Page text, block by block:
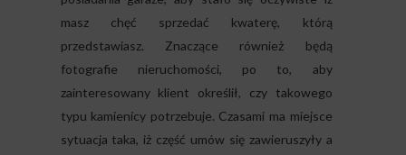
masz chęć sprzedać kwaterę, którą
przedstawiasz. Znaczące również będą
fotografie nieruchomości, po to, aby
zainteresowany klient określił, czy takowego
typu kamienicy potrzebuje. Czasami ma miejsce
sytuacja taka, iż część umów się zawieruszyły a